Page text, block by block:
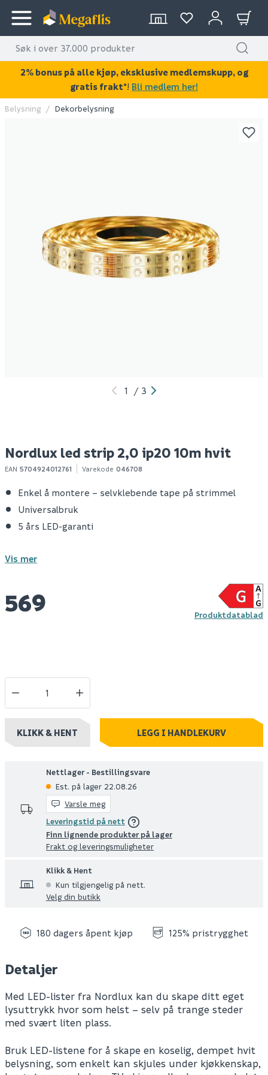
KAN DISSE VÆRE AV INTERESSE?
Elitech ledstrip cob-
Elitech ledstrip cob-
Belysning Dekorbelysning
1 / 3
Nordlux led strip 2,0 ip20 10m hvit
EAN 5704924012761 Varekode 046708
Enkel å montere – selvklebende tape på strimmel
Universalbruk
5 års LED-garanti
Vis mer
569 Produktdatablad
KLIKK & HENT LEGG I HANDLEKURV
Nettlager - Bestillingsvare
Est. på lager 22.08.26
Varsle meg
Leveringstid på nett
Finn lignende produkter på lager
Frakt og leveringsmuligheter
Klikk & Hent
Kun tilgjengelig på nett.
Velg din butikk
180 dagers åpent kjøp 125% pristrygghet
Detaljer
Med LED-lister fra Nordlux kan du skape ditt eget
lysuttrykk hvor som helst – selv på trange steder
med svært liten plass.
Bruk LED-listene for å skape en koselig, dempet hvit
belysning, som enkelt kan skjules under kjøkkenskap,
2% bonus på alle kjøp, eksklusive medlemskupp, og
gratis frakt*! Bli medlem her!